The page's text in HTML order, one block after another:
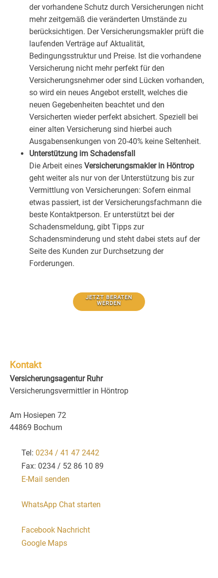
der vorhandene Schutz durch Versicherungen nicht
mehr zeitgemäß die veränderten Umstände zu
berücksichtigen. Der Versicherungsmakler prüft die
laufenden Verträge auf Aktualität,
Bedingungsstruktur und Preise. Ist die vorhandene
Versicherung nicht mehr perfekt für den
Versicherungsnehmer oder sind Lücken vorhanden,
so wird ein neues Angebot erstellt, welches die
neuen Gegebenheiten beachtet und den
Versicherten wieder perfekt absichert. Speziell bei
einer alten Versicherung sind hierbei auch
Ausgabensenkungen von 20-40% keine Seltenheit.
Unterstützung im Schadensfall
Die Arbeit eines Versicherungsmakler in Höntrop
geht weiter als nur von der Unterstützung bis zur
Vermittlung von Versicherungen: Sofern einmal
etwas passiert, ist der Versicherungsfachmann die
beste Kontaktperson. Er unterstützt bei der
Schadensmeldung, gibt Tipps zur
Schadensminderung und steht dabei stets auf der
Seite des Kunden zur Durchsetzung der
Forderungen.
JETZT BERATEN
WERDEN
Kontakt
Versicherungsagentur Ruhr
Versicherungsvermittler in Höntrop
Am Hosiepen 72
44869 Bochum
Tel: 0234 / 41 47 2442
Fax: 0234 / 52 86 10 89
E-Mail senden
WhatsApp Chat starten
Facebook Nachricht
Google Maps